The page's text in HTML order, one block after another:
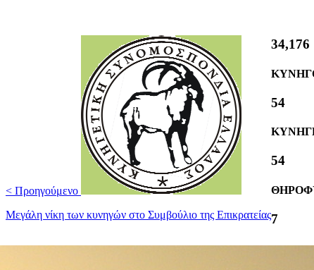
< Προηγούμενο
Mεγάλη νίκη των κυνηγών στο Συμβούλιο της Επικρατείας
40,000
63
63
8